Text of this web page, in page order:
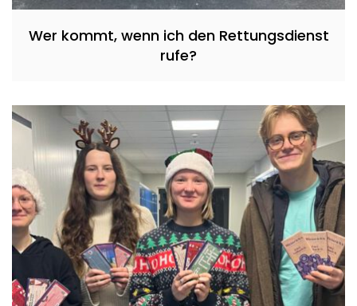
Wer kommt, wenn ich den Rettungsdienst
rufe?